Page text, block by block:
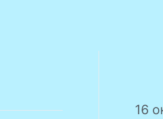
16